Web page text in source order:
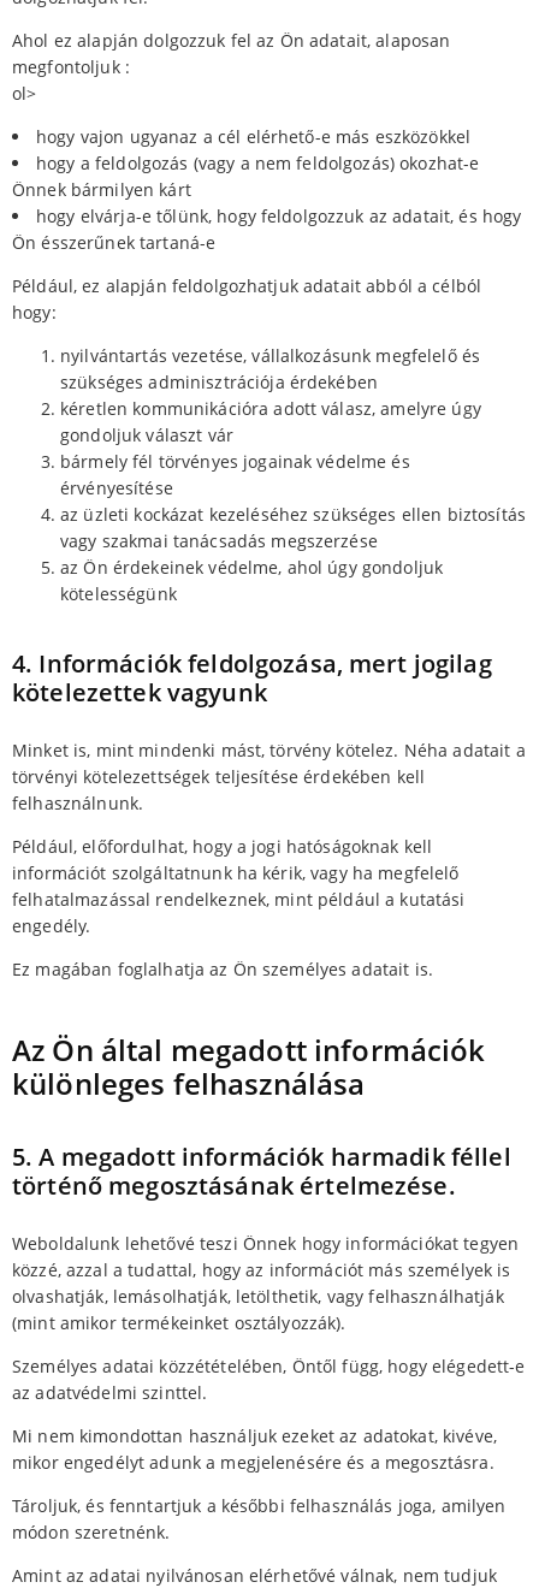
Ahol ez alapján dolgozzuk fel az Ön adatait, alaposan
megfontoljuk :
ol>
hogy vajon ugyanaz a cél elérhető-e más eszközökkel
hogy a feldolgozás (vagy a nem feldolgozás) okozhat-e
Önnek bármilyen kárt
hogy elvárja-e tőlünk, hogy feldolgozzuk az adatait, és hogy
Ön ésszerűnek tartaná-e
Például, ez alapján feldolgozhatjuk adatait abból a célból
hogy:
nyilvántartás vezetése, vállalkozásunk megfelelő és
szükséges adminisztrációja érdekében
kéretlen kommunikációra adott válasz, amelyre úgy
gondoljuk választ vár
bármely fél törvényes jogainak védelme és
érvényesítése
az üzleti kockázat kezeléséhez szükséges ellen biztosítás
vagy szakmai tanácsadás megszerzése
az Ön érdekeinek védelme, ahol úgy gondoljuk
kötelességünk
4. Információk feldolgozása, mert jogilag
kötelezettek vagyunk
Minket is, mint mindenki mást, törvény kötelez. Néha adatait a
törvényi kötelezettségek teljesítése érdekében kell
felhasználnunk.
Például, előfordulhat, hogy a jogi hatóságoknak kell
információt szolgáltatnunk ha kérik, vagy ha megfelelő
felhatalmazással rendelkeznek, mint például a kutatási
engedély.
Ez magában foglalhatja az Ön személyes adatait is.
Az Ön által megadott információk
különleges felhasználása
5. A megadott információk harmadik féllel
történő megosztásának értelmezése.
Weboldalunk lehetővé teszi Önnek hogy információkat tegyen
közzé, azzal a tudattal, hogy az információt más személyek is
olvashatják, lemásolhatják, letölthetik, vagy felhasználhatják
(mint amikor termékeinket osztályozzák).
Személyes adatai közzétételében, Öntől függ, hogy elégedett-e
az adatvédelmi szinttel.
Mi nem kimondottan használjuk ezeket az adatokat, kivéve,
mikor engedélyt adunk a megjelenésére és a megosztásra.
Tároljuk, és fenntartjuk a későbbi felhasználás joga, amilyen
módon szeretnénk.
Amint az adatai nyilvánosan elérhetővé válnak, nem tudjuk